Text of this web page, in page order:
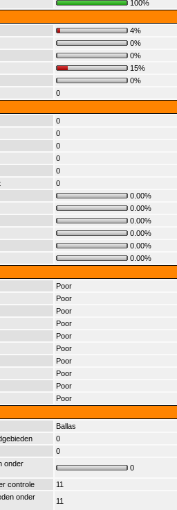
100%
4%
0%
0%
15%
0%
0
0
0
0
0
0
0
0.00%
0.00%
0.00%
0.00%
0.00%
0.00%
Poor
Poor
Poor
Poor
Poor
Poor
Poor
Poor
Poor
Poor
Ballas
0
0
onder
0
controle
11
onder
11